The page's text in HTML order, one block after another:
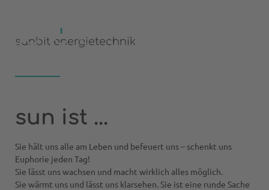
sunbit energietechnik
sun ist ...
Sie hält uns alle am Leben und befeuert uns – schenkt uns
Euphorie jeden Tag!
Sie lässt uns wachsen und macht wirklich alles möglich.
Sie wärmt uns und lässt uns klarsehen. Sie ist eine runde Sache